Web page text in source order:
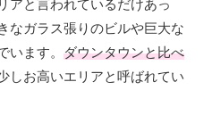
アと言われているだけあっ
なガラス張りのビルや巨大な
います。 ダウンタウンと比べ
しお高いエリアと呼ばれてい